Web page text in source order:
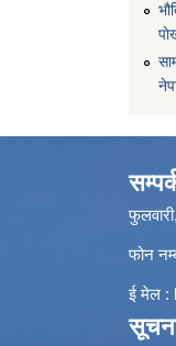
फोन
ई मेल :